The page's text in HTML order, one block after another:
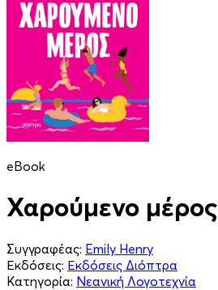
eBook
Χαρούμενο μέρος
Συγγραφέας: Emily Henry
Εκδόσεις: Εκδόσεις Διόπτρα
Κατηγορία: Νεανική Λογοτεχνία